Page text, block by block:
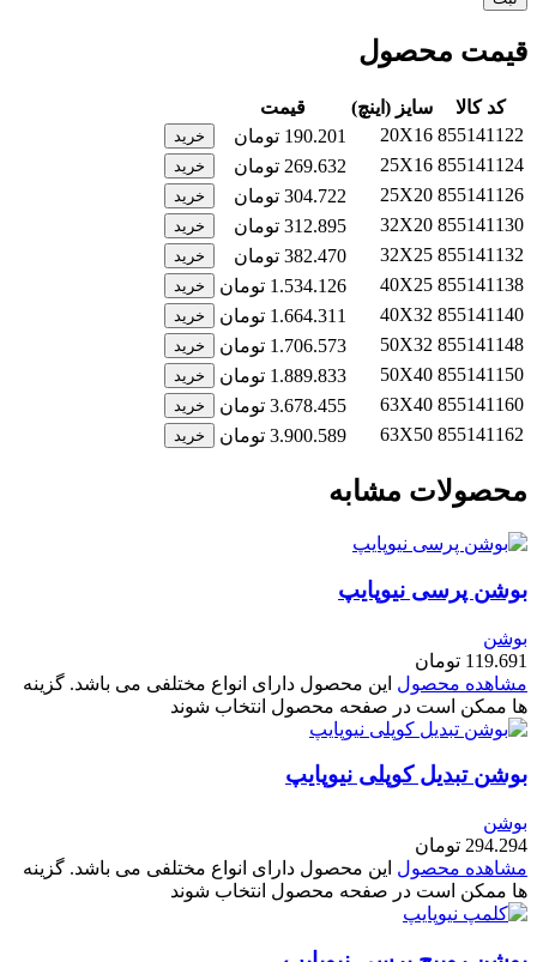
قیمت محصول
کد کالا سایز (اینچ)
قیمت
855141122
20X16
190.201 تومان خرید
855141124
25X16
269.632 تومان خرید
855141126
25X20
304.722 تومان خرید
855141130
32X20
312.895 تومان خرید
855141132
32X25
382.470 تومان خرید
855141138
40X25
1.534.126 تومان خرید
855141140
40X32
1.664.311 تومان خرید
855141148
50X32
1.706.573 تومان خرید
855141150
50X40
1.889.833 تومان خرید
855141160
63X40
3.678.455 تومان خرید
855141162
63X50
3.900.589 تومان خرید
محصولات مشابه
بوشن پرسی نیوپایپ
بوشن
119.691 تومان
مشاهده محصول این محصول دارای انواع مختلفی می باشد. گزینه
ها ممکن است در صفحه محصول انتخاب شوند
بوشن تبدیل کوپلی نیوپایپ
بوشن
294.294 تومان
مشاهده محصول این محصول دارای انواع مختلفی می باشد. گزینه
ها ممکن است در صفحه محصول انتخاب شوند